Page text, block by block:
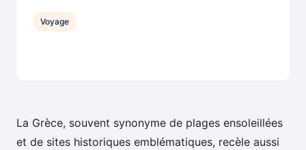
La Grèce, souvent synonyme de plages ensoleillées
et de sites historiques emblématiques, recèle aussi
Voyage